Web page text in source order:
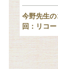
今野先生
回：リコ